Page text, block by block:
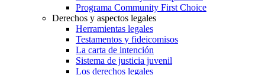
Programa Community First Choice
Derechos y aspectos legales
Herramientas legales
Testamentos y fideicomisos
La carta de intención
Sistema de justicia juvenil
Los derechos legales